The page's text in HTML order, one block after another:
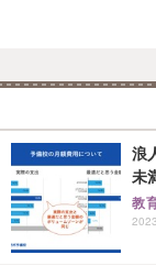
浪
未
教